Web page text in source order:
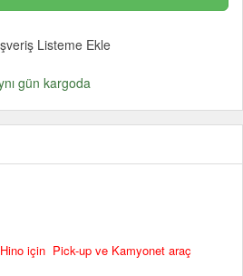
Listeme Ekle
gün kargoda
için Pick-up ve Kamyonet araç